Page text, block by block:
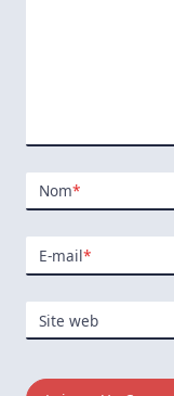
Nom*
E-mail*
Site web